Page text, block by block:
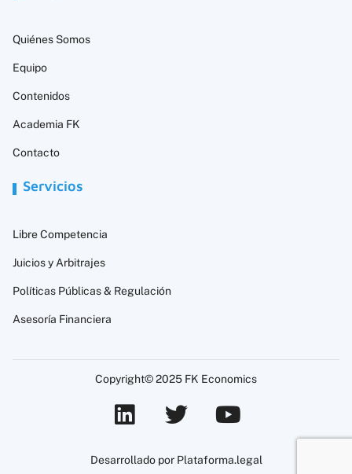
Quiénes Somos
Equipo
Contenidos
Academia FK
Contacto
Servicios
Libre Competencia
Juicios y Arbitrajes
Políticas Públicas & Regulación
Asesoría Financiera
Copyright© 2025 FK Economics
Desarrollado por Plataforma.legal